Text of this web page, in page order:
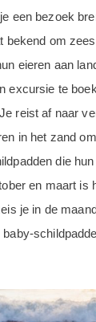
een bezoek
bekend om
eieren aan
excursie te
reist af naar
in het zand
die
en maart is
je in de